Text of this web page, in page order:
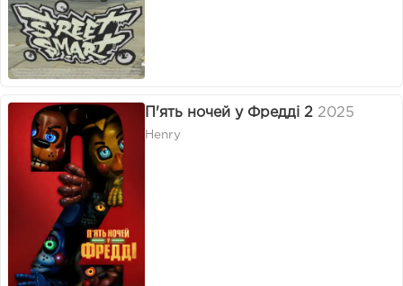
П'ять ночей у Фредді 2 2025
Henry